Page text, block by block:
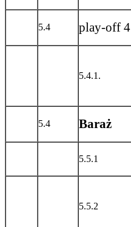
5.4 play-off 4
5.4.1.
5.4 Baraż
5.5.1
5.5.2